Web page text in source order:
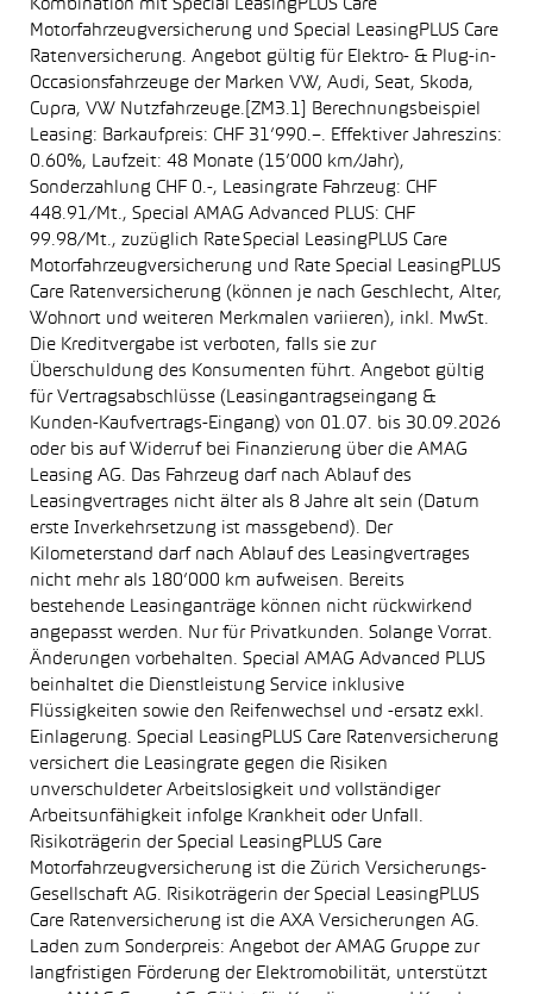
Kombination mit Special LeasingPLUS Care
Motorfahrzeugversicherung und Special LeasingPLUS Care
Ratenversicherung. Angebot gültig für Elektro- & Plug-in-
Occasionsfahrzeuge der Marken VW, Audi, Seat, Skoda,
Cupra, VW Nutzfahrzeuge.[ZM3.1] Berechnungsbeispiel
Leasing: Barkaufpreis: CHF 31’990.–. Effektiver Jahreszins:
0.60%, Laufzeit: 48 Monate (15’000 km/Jahr),
Sonderzahlung CHF 0.-, Leasingrate Fahrzeug: CHF
448.91/Mt., Special AMAG Advanced PLUS: CHF
99.98/Mt., zuzüglich Rate Special LeasingPLUS Care
Motorfahrzeugversicherung und Rate Special LeasingPLUS
Care Ratenversicherung (können je nach Geschlecht, Alter,
Wohnort und weiteren Merkmalen variieren), inkl. MwSt.
Die Kreditvergabe ist verboten, falls sie zur
Überschuldung des Konsumenten führt. Angebot gültig
für Vertragsabschlüsse (Leasingantragseingang &
Kunden-Kaufvertrags-Eingang) von 01.07. bis 30.09.2026
oder bis auf Widerruf bei Finanzierung über die AMAG
Leasing AG. Das Fahrzeug darf nach Ablauf des
Leasingvertrages nicht älter als 8 Jahre alt sein (Datum
erste Inverkehrsetzung ist massgebend). Der
Kilometerstand darf nach Ablauf des Leasingvertrages
nicht mehr als 180’000 km aufweisen. Bereits
bestehende Leasinganträge können nicht rückwirkend
angepasst werden. Nur für Privatkunden. Solange Vorrat.
Änderungen vorbehalten. Special AMAG Advanced PLUS
beinhaltet die Dienstleistung Service inklusive
Flüssigkeiten sowie den Reifenwechsel und -ersatz exkl.
Einlagerung. Special LeasingPLUS Care Ratenversicherung
versichert die Leasingrate gegen die Risiken
unverschuldeter Arbeitslosigkeit und vollständiger
Arbeitsunfähigkeit infolge Krankheit oder Unfall.
Risikoträgerin der Special LeasingPLUS Care
Motorfahrzeugversicherung ist die Zürich Versicherungs-
Gesellschaft AG. Risikoträgerin der Special LeasingPLUS
Care Ratenversicherung ist die AXA Versicherungen AG.
Laden zum Sonderpreis: Angebot der AMAG Gruppe zur
langfristigen Förderung der Elektromobilität, unterstützt